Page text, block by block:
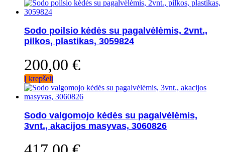
Sodo poilsio kėdės su pagalvėlėmis, 2vnt.,
pilkos, plastikas, 3059824
200,00 €
Į krepšelį
Sodo valgomojo kėdės su pagalvėlėmis,
3vnt., akacijos masyvas, 3060826